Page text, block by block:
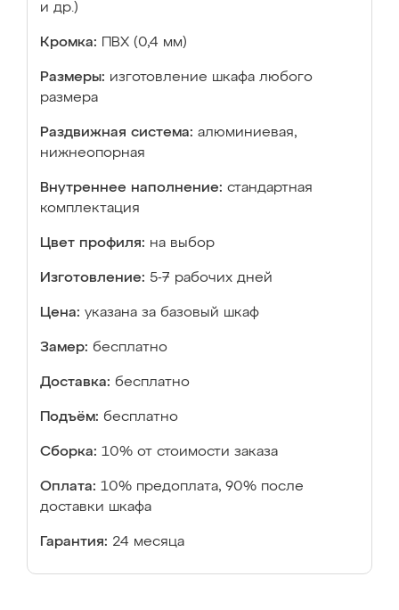
и др.)
Кромка: ПВХ (0,4 мм)
Размеры: изготовление шкафа любого
размера
Раздвижная система: алюминиевая,
нижнеопорная
Внутреннее наполнение: стандартная
комплектация
Цвет профиля: на выбор
Изготовление: 5-7 рабочих дней
Цена: указана за базовый шкаф
Замер: бесплатно
Доставка: бесплатно
Подъём: бесплатно
Сборка: 10% от стоимости заказа
Оплата: 10% предоплата, 90% после
доставки шкафа
Гарантия: 24 месяца